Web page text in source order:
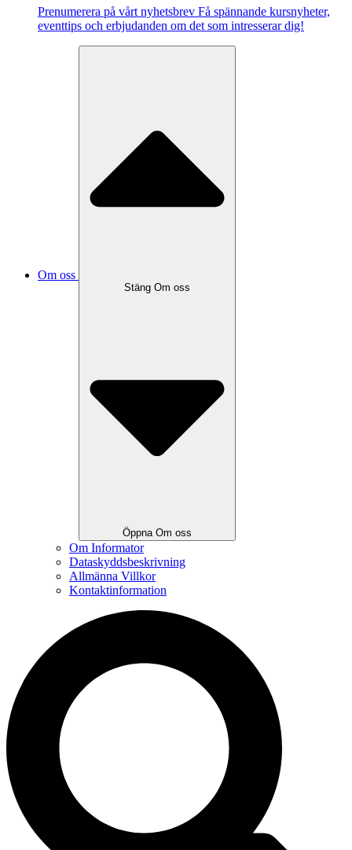
Pre­nu­me­re­ra på vårt ny­hets­brev Få spännande kursnyheter,
eventtips och erbjudanden om det som intresserar dig!
Om oss
Stäng Om oss
Öppna Om oss
Om Informator
Dataskyddsbeskrivning
Allmänna Villkor
Kontaktinformation